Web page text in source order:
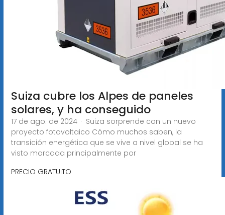
Suiza cubre los Alpes de paneles
solares, y ha conseguido
17 de ago. de 2024 · Suiza sorprende con un nuevo
proyecto fotovoltaico Cómo muchos saben, la
transición energética que se vive a nivel global se ha
visto marcada principalmente por
PRECIO GRATUITO